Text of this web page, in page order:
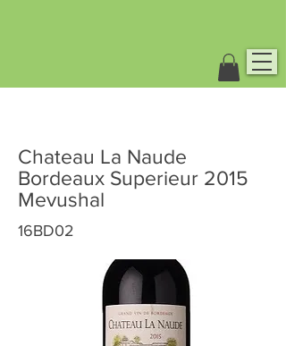
Chateau La Naude
Bordeaux Superieur 2015
Mevushal
16BD02